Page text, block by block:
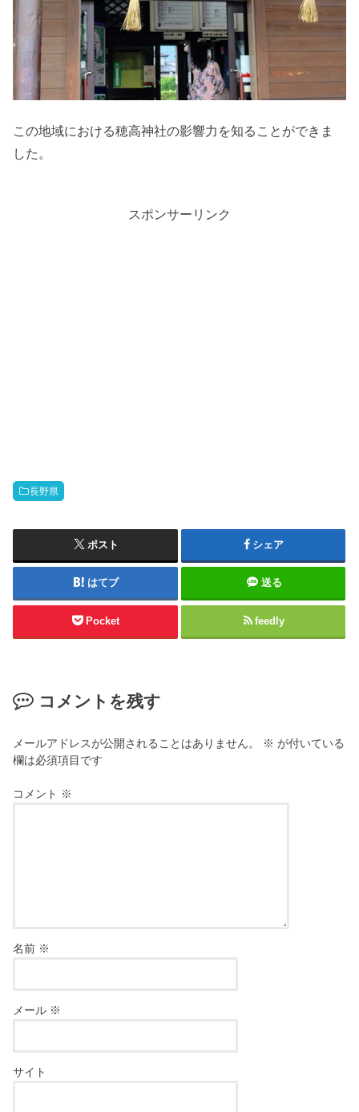
この地域における穂高神社の影響力を知ることができま
した。
スポンサーリンク
長野県
ポスト シェア
はてブ 送る
Pocket feedly
コメントを残す
メールアドレスが公開されることはありません。 ※ が付いている
欄は必須項目です
コメント ※
名前 ※
メール ※
サイト